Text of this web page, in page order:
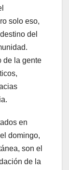
solo eso,
del
de la gente
en
domingo,
son el
de la